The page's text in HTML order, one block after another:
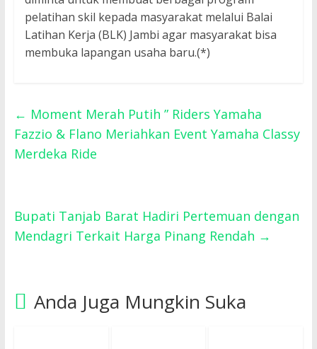
pelatihan skil kepada masyarakat melalui Balai
Latihan Kerja (BLK) Jambi agar masyarakat bisa
membuka lapangan usaha baru.(*)
← Moment Merah Putih ” Riders Yamaha
Fazzio & Flano Meriahkan Event Yamaha Classy
Merdeka Ride
Bupati Tanjab Barat Hadiri Pertemuan dengan
Mendagri Terkait Harga Pinang Rendah →
Anda Juga Mungkin Suka